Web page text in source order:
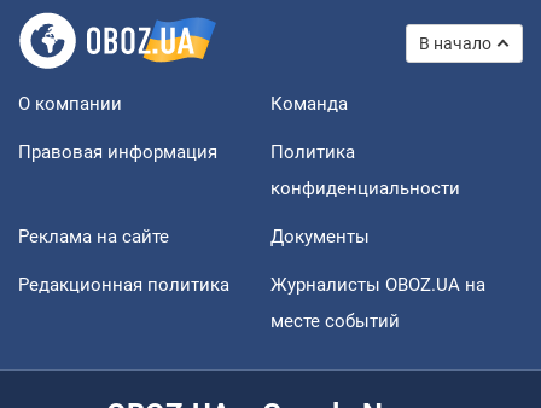
В начало
О компании Команда
Правовая информация
Политика
конфиденциальности
Реклама на сайте Документы
Редакционная политика
Журналисты OBOZ.UA на
месте событий